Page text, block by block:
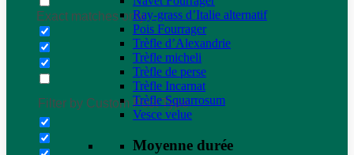
Exact matches only
Filter by Custom Post Type
Ray-grass d’Italie alternatif
Pois Fourrager
Trèfle d’Alexandrie
Trèfle micheli
Trèfle de perse
Trèfle Incarnat
Trèfle Squarrosum
Vesce velue
Moyenne durée